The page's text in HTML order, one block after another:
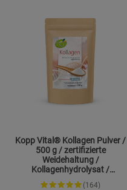
Kopp Vital® Kollagen Pulver /
500 g / zertifizierte
Weidehaltung /
Kollagenhydrolysat /
Kollagenpeptid / 91% Eiweiß
(164)